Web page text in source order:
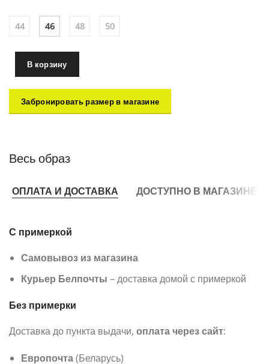
44 46 48 50
В корзину
Забронировать размер в магазине
Весь образ
ОПЛАТА И ДОСТАВКА ДОСТУПНО В МАГАЗИНЕ
С примеркой
Самовывоз из магазина
Курьер Белпочты – доставка домой с примеркой
Без примерки
Доставка до пункта выдачи, оплата через сайт:
Европочта(Беларусь)